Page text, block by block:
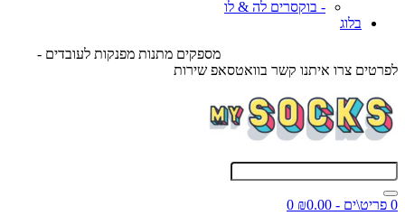
- בוקסרים לה & לו
בלוג
מספקים מתנות מפנקות לעובדים -
לפרטים צרו איתנו קשר בוואטסאפ שירות
0 פריט\ים - ₪0.00
0